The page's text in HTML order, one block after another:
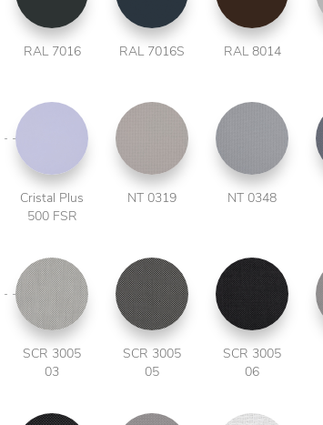
RAL 7016 RAL 7016S RAL 8014
Cristal Plus
500 FSR
NT 0319 NT 0348
SCR 3005
03
SCR 3005
05
SCR 3005
06